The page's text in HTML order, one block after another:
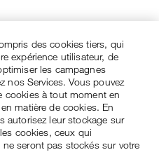
des cookies tiers, qui
expérience utilisateur, de
les campagnes
nos Services. Vous pouvez
cookies à tout moment en
matière de cookies. En
autorisez leur stockage sur
cookies, ceux qui
seront pas stockés sur votre